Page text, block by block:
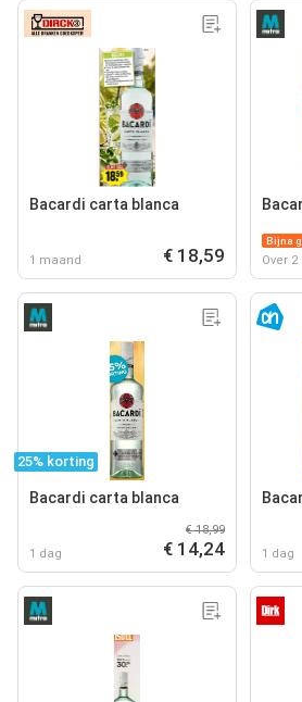
Bacardi carta blanca
1 maand € 18,59
Bijna
Over
25% korting
Bacardi carta blanca
1 dag
€ 18,99
€ 14,24 1 dag